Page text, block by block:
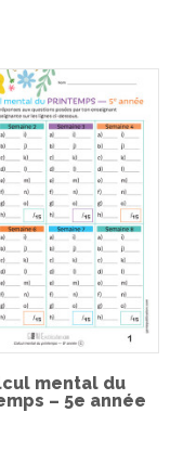
mental du
– 5e année